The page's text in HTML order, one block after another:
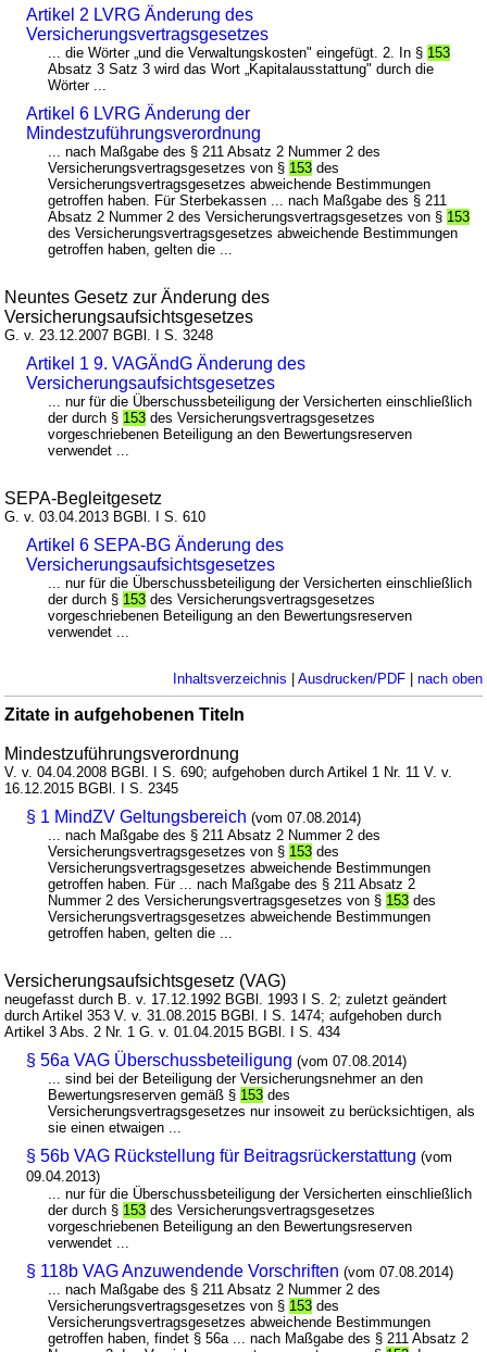
Artikel 2 LVRG Änderung des
Versicherungsvertragsgesetzes
... die Wörter „und die Verwaltungskosten" eingefügt. 2. In § 153
Absatz 3 Satz 3 wird das Wort „Kapitalausstattung" durch die
Wörter ...
Artikel 6 LVRG Änderung der
Mindestzuführungsverordnung
... nach Maßgabe des § 211 Absatz 2 Nummer 2 des
Versicherungsvertragsgesetzes von § 153 des
Versicherungsvertragsgesetzes abweichende Bestimmungen
getroffen haben. Für Sterbekassen ... nach Maßgabe des § 211
Absatz 2 Nummer 2 des Versicherungsvertragsgesetzes von § 153
des Versicherungsvertragsgesetzes abweichende Bestimmungen
getroffen haben, gelten die ...
Neuntes Gesetz zur Änderung des
Versicherungsaufsichtsgesetzes
G. v. 23.12.2007 BGBl. I S. 3248
Artikel 1 9. VAGÄndG Änderung des
Versicherungsaufsichtsgesetzes
... nur für die Überschussbeteiligung der Versicherten einschließlich
der durch § 153 des Versicherungsvertragsgesetzes
vorgeschriebenen Beteiligung an den Bewertungsreserven
verwendet ...
SEPA-Begleitgesetz
G. v. 03.04.2013 BGBl. I S. 610
Artikel 6 SEPA-BG Änderung des
Versicherungsaufsichtsgesetzes
... nur für die Überschussbeteiligung der Versicherten einschließlich
der durch § 153 des Versicherungsvertragsgesetzes
vorgeschriebenen Beteiligung an den Bewertungsreserven
verwendet ...
Inhaltsverzeichnis Ausdrucken/PDF| nach oben
Zitate in aufgehobenen Titeln
Mindestzuführungsverordnung
V. v. 04.04.2008 BGBl. I S. 690; aufgehoben durch Artikel 1 Nr. 11 V. v.
16.12.2015 BGBl. I S. 2345
§ 1 MindZV Geltungsbereich (vom 07.08.2014)
... nach Maßgabe des § 211 Absatz 2 Nummer 2 des
Versicherungsvertragsgesetzes von § 153 des
Versicherungsvertragsgesetzes abweichende Bestimmungen
getroffen haben. Für ... nach Maßgabe des § 211 Absatz 2
Nummer 2 des Versicherungsvertragsgesetzes von § 153 des
Versicherungsvertragsgesetzes abweichende Bestimmungen
getroffen haben, gelten die ...
Versicherungsaufsichtsgesetz (VAG)
neugefasst durch B. v. 17.12.1992 BGBl. 1993 I S. 2; zuletzt geändert
durch Artikel 353 V. v. 31.08.2015 BGBl. I S. 1474; aufgehoben durch
Artikel 3 Abs. 2 Nr. 1 G. v. 01.04.2015 BGBl. I S. 434
§ 56a VAG Überschussbeteiligung (vom 07.08.2014)
... sind bei der Beteiligung der Versicherungsnehmer an den
Bewertungsreserven gemäß § 153 des
Versicherungsvertragsgesetzes nur insoweit zu berücksichtigen, als
sie einen etwaigen ...
§ 56b VAG Rückstellung für Beitragsrückerstattung (vom
09.04.2013)
... nur für die Überschussbeteiligung der Versicherten einschließlich
der durch § 153 des Versicherungsvertragsgesetzes
vorgeschriebenen Beteiligung an den Bewertungsreserven
verwendet ...
§ 118b VAG Anzuwendende Vorschriften (vom 07.08.2014)
... nach Maßgabe des § 211 Absatz 2 Nummer 2 des
Versicherungsvertragsgesetzes von § 153 des
Versicherungsvertragsgesetzes abweichende Bestimmungen
getroffen haben, findet § 56a ... nach Maßgabe des § 211 Absatz 2